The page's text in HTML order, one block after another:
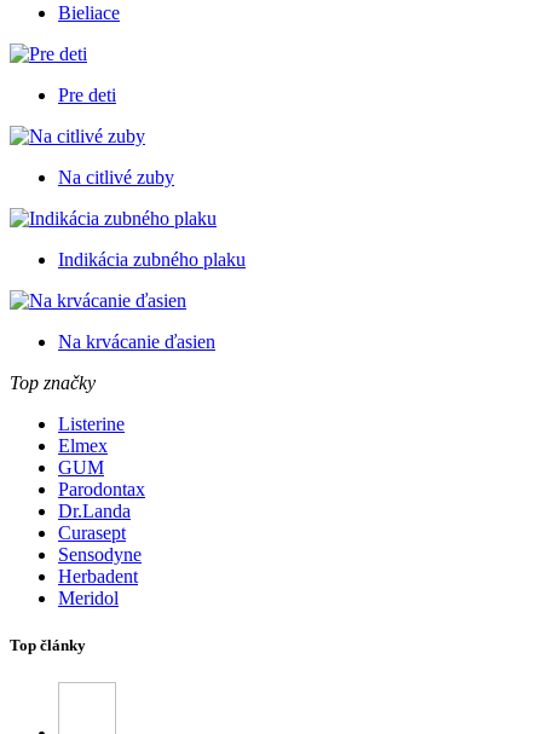
Bieliace
Pre deti
Na citlivé zuby
Indikácia zubného plaku
Na krvácanie ďasien
Top značky
Listerine
Elmex
GUM
Parodontax
Dr.Landa
Curasept
Sensodyne
Herbadent
Meridol
Top články